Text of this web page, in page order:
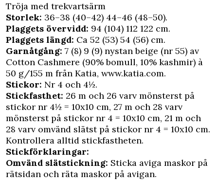
Tröja med trekvartsärm
Storlek: 36–38 (40–42) 44–46 (48–50).
Plaggets övervidd: 94 (104) 112 122 cm.
Plaggets längd: Ca 52 (53) 54 (56) cm.
Garnåtgång: 7 (8) 9 (9) nystan beige (nr 55) av
Cotton Cashmere (90% bomull, 10% kashmir) à
50 g/155 m från Katia, www.katia.com.
Stickor: Nr 4 och 4½.
Stickfasthet: 26 m och 26 varv mönsterst på
stickor nr 4½ = 10x10 cm, 27 m och 28 varv
mönsterst på stickor nr 4 = 10x10 cm, 21 m och
28 varv omvänd slätst på stickor nr 4 = 10x10 cm.
Kontrollera alltid stickfastheten.
Stickförklaringar:
Omvänd slätstickning: Sticka aviga maskor på
rätsidan och räta maskor på avigan.